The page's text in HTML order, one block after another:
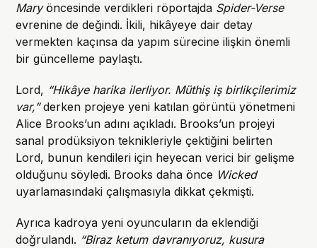
Maryöncesinde verdikleri röportajda Spider-Verse
evrenine de değindi. İkili, hikâyeye dair detay
vermekten kaçınsa da yapım sürecine ilişkin önemli
bir güncelleme paylaştı.
Lord, “Hikâye harika ilerliyor. Müthiş iş birlikçilerimiz
var,”derken projeye yeni katılan görüntü yönetmeni
Alice Brooks’un adını açıkladı. Brooks’un projeyi
sanal prodüksiyon teknikleriyle çektiğini belirten
Lord, bunun kendileri için heyecan verici bir gelişme
olduğunu söyledi. Brooks daha önce Wicked
uyarlamasındaki çalışmasıyla dikkat çekmişti.
Ayrıca kadroya yeni oyuncuların da eklendiği
doğrulandı. “Biraz ketum davranıyoruz, kusura